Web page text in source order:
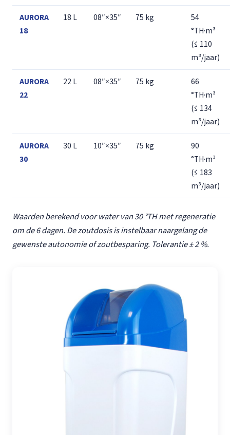
AURORA
18
18 L 08″×35″ 75 kg
54
°TH·m³
(≤ 110
m³/jaar)
AURORA
22
22 L 08″×35″ 75 kg
66
°TH·m³
(≤ 134
m³/jaar)
AURORA
30
30 L 10″×35″ 75 kg
90
°TH·m³
(≤ 183
m³/jaar)
Waarden berekend voor water van 30 °TH met regeneratie
om de 6 dagen. De zoutdosis is instelbaar naargelang de
gewenste autonomie of zoutbesparing. Tolerantie ± 2 %.